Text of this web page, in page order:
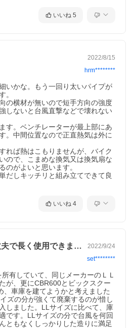
いいね 5
2022/8/15
hrm********
いかな。もう一回り太いパイプが
。
の横材が無いので短手方向の強度
しないと台風直撃などで壊れない
す。ベンチレーターが最上部にあ
。中間位置なので正直熱気は外に
れば熱はこもりませんが、バイク
ので、こまめな換気又は換気扇な
のがよいと思います。
だしキッチリと組み立てできて良
いいね 4
庫内高さもよく、丈夫で長く使用できます。 2022/9/24
set********
有していて、同じメーカーのＬＬ
が、更にCBR600とビックスクー
、車庫を建てようかと考えました
ズの分が強くて廃棄するのが惜し
しました。LLサイズに比べて、庫
です。LLサイズの分で台風を何回
ともなくしっかりした造りに満足